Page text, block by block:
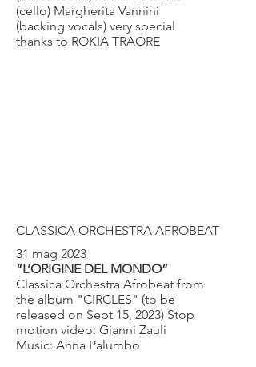
(cello) Margherita Vannini
(backing vocals) very special
thanks to ROKIA TRAORE
CLASSICA ORCHESTRA AFROBEAT
31 mag 2023
“L’ORIGINE DEL MONDO”
Classica Orchestra Afrobeat from
the album "CIRCLES" (to be
released on Sept 15, 2023) Stop
motion video: Gianni Zauli
Music: Anna Palumbo